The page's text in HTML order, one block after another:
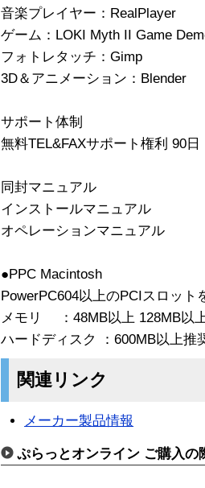
音楽プレイヤー：RealPlayer
ゲーム：LOKI Myth II Game
フォトレタッチ：Gimp
3D＆アニメーション：Blender
サポート体制
無料TEL&FAXサポート権利 90日
同封マニュアル
インストールマニュアル
オペレーションマニュアル
●PPC Macintosh
PowerPC604以上のPCIスロット
メモリ ：48MB以上 128MB以
ハードディスク ：600MB以上推
関連リンク
メーカー製品情報
ぷらっとオンライン ご購入の